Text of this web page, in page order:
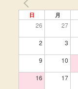
日 月
26 27
2 3
9 10
16 17